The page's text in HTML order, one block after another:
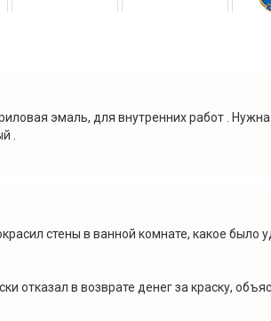
эмаль, для внутренних работ .
.
стены в ванной комнате, какое
отказал в возврате денег за краску,